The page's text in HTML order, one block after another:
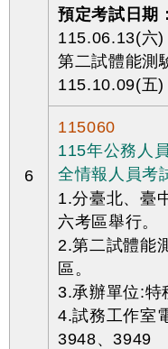
6
預定考試日期：
115.06.13(六
第二試體能測
115.10.09(五
115060
115年公務人
全情報人員考
1.分臺北、臺
六考區舉行。
2.第二試體能
區。
3.承辦單位:特
4.試務工作室
3948、3949